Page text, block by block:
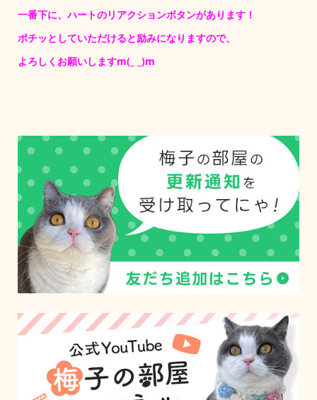
一番下に、ハートのリアクションボタンがあります！
ポチッとしていただけると励みになりますので、
よろしくお願いしますm(_ _)m